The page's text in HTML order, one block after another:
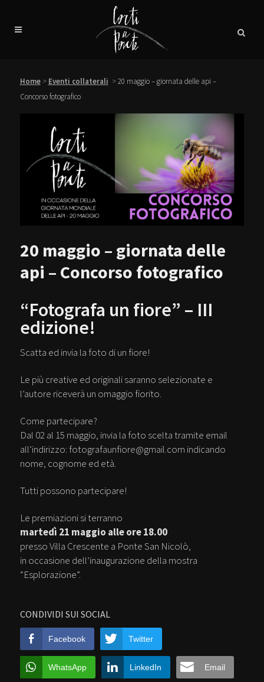
Home> Eventi collaterali >20 maggio – giornata delle api –
Concorso fotografico
20 maggio – giornata delle
api – Concorso fotografico
“Fotografa un fiore” – III
edizione!
Scatta ed invia la foto di un fiore!
Le più creative ed originali saranno selezionate e
l’autore riceverà un omaggio fiorito.
Come partecipare?
Dal 02 al 15 maggio, invia la foto scelta tramite email
all’indirizzo: fotografaunfiore@gmail.com indicando
nome, cognome ed età.
Tutti possono partecipare!
Le premiazioni si terranno
martedì 21 maggio alle ore 18.00
presso Villa Crescente a Ponte San Nicolò,
in occasione dell’inaugurazione della mostra
“Esplorazione”.
CONDIVIDI SUI SOCIAL
Facebook Twitter
WhatsApp LinkedIn Email